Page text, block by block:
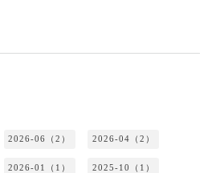
2026-06（2） 2026-04（2）
2026-01（1） 2025-10（1）